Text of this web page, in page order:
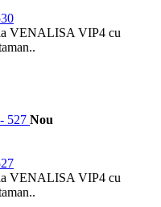
la VENALISA VIP4 cu
Nou
la VENALISA VIP4 cu